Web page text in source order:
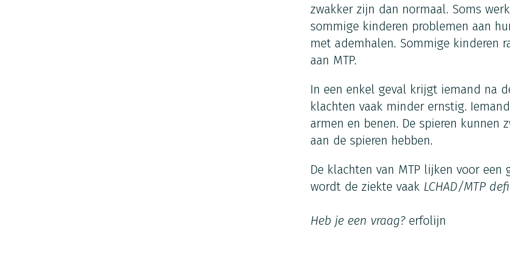
zwakker zijn dan normaal. Soms
sommige kinderen problemen aan
met ademhalen. Sommige kinderen
aan MTP.
In een enkel geval krijgt iemand na
klachten vaak minder ernstig.
armen en benen. De spieren kunnen
aan de spieren hebben.
De klachten van MTP lijken voor een
wordt de ziekte vaak LCHAD/MTP
Heb je een vraag? erfolijn